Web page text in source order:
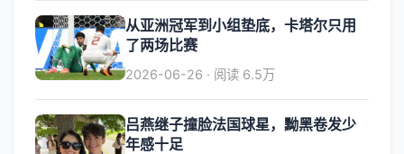
从亚洲冠军到小组垫底，卡塔尔只用
了两场比赛
2026-06-26 · 阅读 6.5万
吕燕继子撞脸法国球星，黝黑卷发少
年感十足